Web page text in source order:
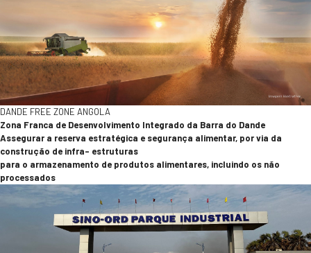
DANDE FREE ZONE ANGOLA
Zona Franca de Desenvolvimento Integrado da Barra do Dande
Assegurar a reserva estratégica e segurança alimentar, por via da
construção de infra- estruturas
para o armazenamento de produtos alimentares, incluindo os não
processados